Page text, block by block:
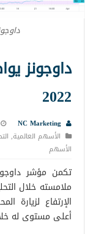
2022
NC Marketing
الأسهم العالمية,
الأسهم
تكمن مؤشر
أعلى مستوى له خلال